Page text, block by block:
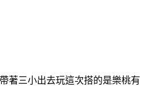
著三小出去玩這次搭的是樂桃有